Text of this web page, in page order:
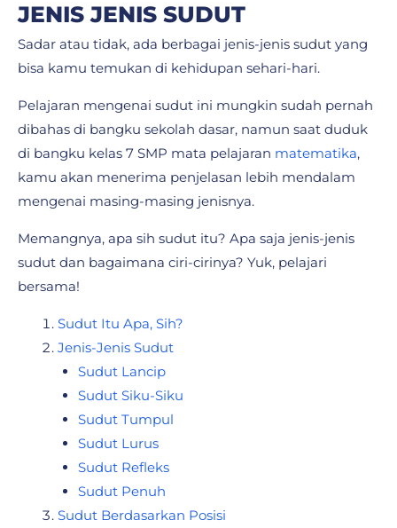
JENIS JENIS SUDUT
Sadar atau tidak, ada berbagai jenis-jenis sudut yang
bisa kamu temukan di kehidupan sehari-hari.
Pelajaran mengenai sudut ini mungkin sudah pernah
dibahas di bangku sekolah dasar, namun saat duduk
di bangku kelas 7 SMP mata pelajaran matematika,
kamu akan menerima penjelasan lebih mendalam
mengenai masing-masing jenisnya.
Memangnya, apa sih sudut itu? Apa saja jenis-jenis
sudut dan bagaimana ciri-cirinya? Yuk, pelajari
bersama!
Sudut Itu Apa, Sih?
Jenis-Jenis Sudut
Sudut Lancip
Sudut Siku-Siku
Sudut Tumpul
Sudut Lurus
Sudut Refleks
Sudut Penuh
Sudut Berdasarkan Posisi